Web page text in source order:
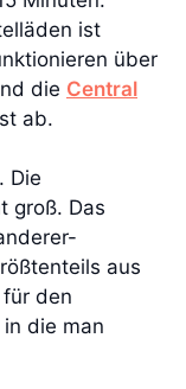
ist
über
die Central
ab.
Die
groß. Das
aus
den
die man